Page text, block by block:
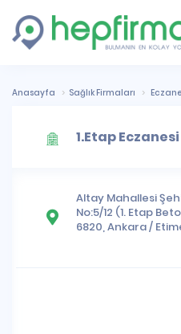
Anasayfa Sağlık Firmaları
1.Etap Eczanesi
Altay Mahallesi
No:5/12 (1. Etap
6820,Ankara/